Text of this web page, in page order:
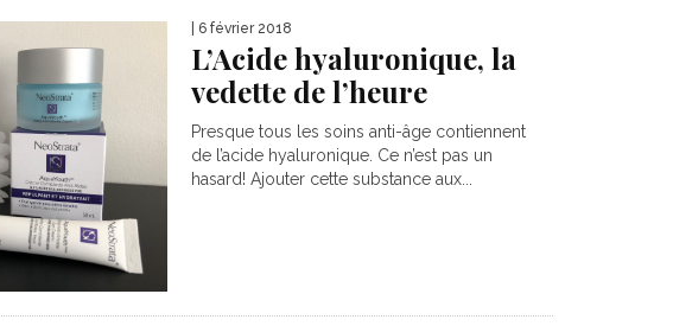
| 6 février 2018
L’Acide hyaluronique, la
vedette de l’heure
Presque tous les soins anti-âge contiennent
de l’acide hyaluronique. Ce n’est pas un
hasard! Ajouter cette substance aux...